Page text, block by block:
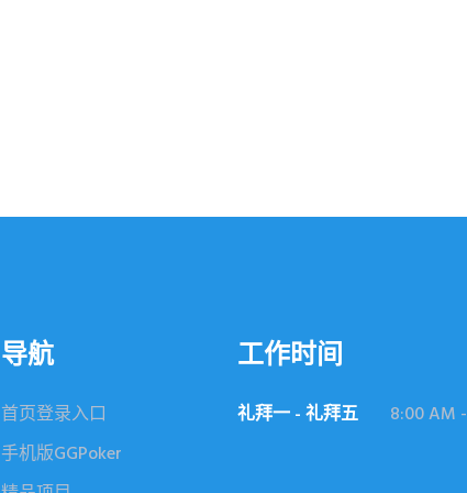
导航
首页登录入口
手机版GGPoker
工作时间
礼拜一 - 礼拜五 8:00 AM